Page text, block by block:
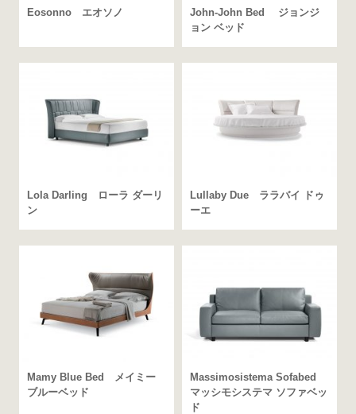
Eosonno エオソノ
John-John Bed ジョンジ
ョン ベッド
Lola Darling ローラ ダーリ
ン
Lullaby Due ララバイ ドゥ
ーエ
Mamy Blue Bed メイミー
ブルーベッド
Massimosistema Sofabed
マッシモシステマ ソファベッ
ド